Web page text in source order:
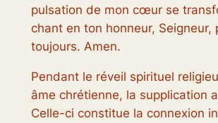
pulsation de mon cœur se
chant en ton honneur, Seigneur,
toujours. Amen.
Pendant le réveil spirituel
âme chrétienne, la supplication
Celle-ci constitue la connexion